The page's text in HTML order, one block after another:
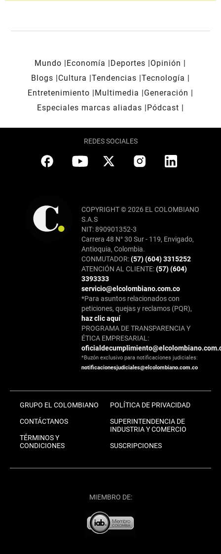
Mundo Economía Deportes
Opinión
Blogs
Cultura Tendencias Tecnología
Entretenimiento
Multimedia
Generación
Especiales marcas aliadas
Pódcast
REDES SOCIALES
COPYRIGHT © 2026 EL COLOMBIANO
S.A.S
NIT: 890901352-3
Carrera 48 N° 30 Sur - 119, Envigado,
Antioquia, Colombia.
CONMUTADOR:(57) (604) 3315252
ATENCIÓN AL CLIENTE:(57) (604)
3393333
servicio@elcolombiano.com.co
*Para asuntos relacionados con
peticiones, quejas y reclamos (PQR),
haz clic aquí
PROGRAMA DE TRANSPARENCIA Y
ÉTICA EMPRESARIAL:
*Buzón exclusivo para notificaciones judiciales:
notificacionesjudiciales@elcolombiano.com.co
GRUPO EL COLOMBIANO
CONTÁCTANOS
TÉRMINOS Y
CONDICIONES
POLÍTICA DE PRIVACIDAD
SUPERINTENDENCIA DE
INDUSTRIA Y COMERCIO
SUSCRIPCIONES
MIEMBRO DE: